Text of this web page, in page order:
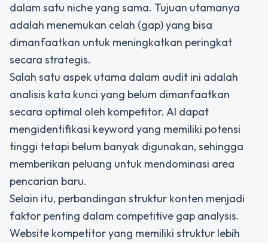
dalam satu niche yang sama. Tujuan utamanya
adalah menemukan celah (gap) yang bisa
dimanfaatkan untuk meningkatkan peringkat
secara strategis.
Salah satu aspek utama dalam audit ini adalah
analisis kata kunci yang belum dimanfaatkan
secara optimal oleh kompetitor. AI dapat
mengidentifikasi keyword yang memiliki potensi
tinggi tetapi belum banyak digunakan, sehingga
memberikan peluang untuk mendominasi area
pencarian baru.
Selain itu, perbandingan struktur konten menjadi
faktor penting dalam competitive gap analysis.
Website kompetitor yang memiliki struktur lebih